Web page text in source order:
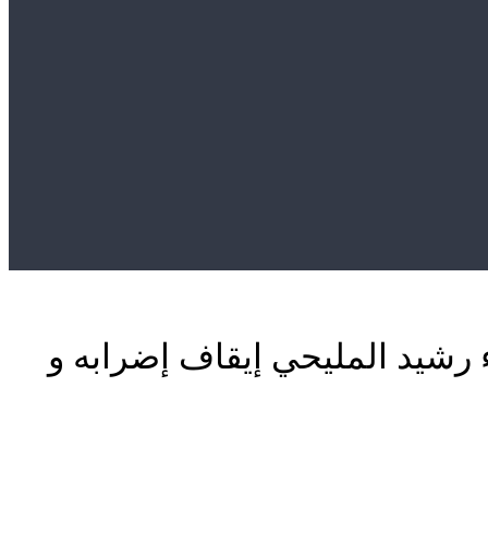
رشيد المليحي إيقاف إضرابه و